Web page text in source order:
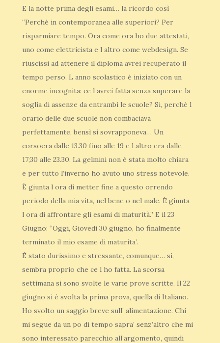
E la notte prima degli esami… la ricordo così
“Perché in contemporanea alle superiori? Per
risparmiare tempo. Ora come ora ho due attestati,
uno come elettricista e l altro come webdesign. Se
riuscissi ad attenere il diploma avrei recuperato il
tempo perso. L anno scolastico é iniziato con un
enorme incognita: ce l avrei fatta senza superare la
soglia di assenze da entrambi le scuole? Si, perché l
orario delle due scuole non combaciava
perfettamente, bensì si sovrapponeva… Un
corsoera dalle 13.30 fino alle 19 e l altro era dalle
17;30 alle 23.30. La gelmini non é stata molto chiara
e per tutto l’inverno ho avuto uno stress notevole.
È giunta l ora di metter fine a questo orrendo
periodo della mia vita, nel bene o nel male. È giunta
l ora di affrontare gli esami di maturità.” E il 23
Giugno: “Oggi, Giovedi 30 giugno, ho finalmente
terminato il mio esame di maturita’.
É stato durissimo e stressante, comunque… si,
sembra proprio che ce l ho fatta. La scorsa
settimana si sono svolte le varie prove scritte. Il 22
giugno si é svolta la prima prova, quella di Italiano.
Ho svolto un saggio breve sull’ alimentazione. Chi
mi segue da un po di tempo sapra’ senz’altro che mi
sono interessato parecchio all’argomento, quindi